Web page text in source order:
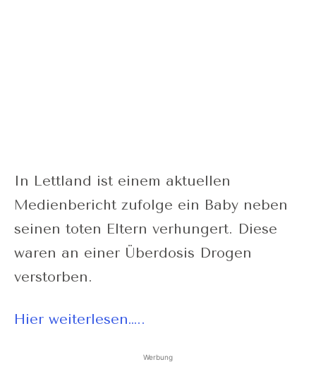
In Lettland ist einem aktuellen
Medienbericht zufolge ein Baby neben
seinen toten Eltern verhungert. Diese
waren an einer Überdosis Drogen
verstorben.
Hier weiterlesen…..
Werbung